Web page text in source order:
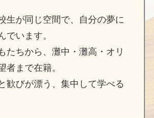
生が同じ空間で、自分の夢に
でいます。
たちから、灘中・灘高・オリ
者まで在籍。
歓びが漂う、集中して学べる